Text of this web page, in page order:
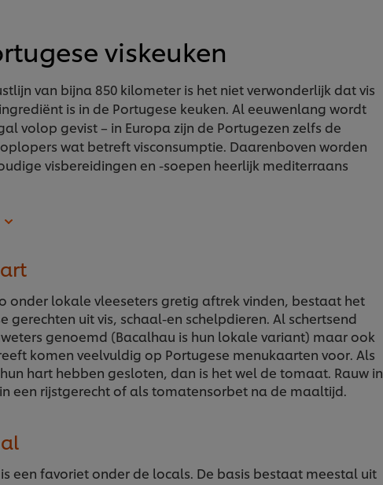
viskeuken
van bijna 850 kilometer is het niet verwonderlijk dat vis
is in de Portugese keuken. Al eeuwenlang wordt
volop gevist – in Europa zijn de Portugezen zelfs de
wat betreft visconsumptie. Daarenboven worden
visbereidingen en -soepen heerlijk mediterraans
onder lokale vleeseters gretig aftrek vinden, bestaat het
uit vis, schaal-en schelpdieren. Al schertsend
genoemd (Bacalhau is hun lokale variant) maar ook
komen veelvuldig op Portugese menukaarten voor. Als
hart hebben gesloten, dan is het wel de tomaat. Rauw in
een rijstgerecht of als tomatensorbet na de maaltijd.
een favoriet onder de locals. De basis bestaat meestal uit